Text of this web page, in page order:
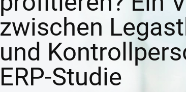
zwischen
und
ERP-Studie